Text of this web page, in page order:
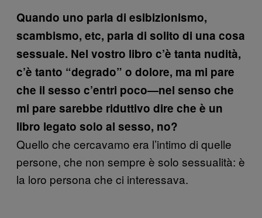
Quando uno parla di esibizionismo,
scambismo, etc, parla di solito di una cosa
sessuale. Nel vostro libro c’è tanta nudità,
c’è tanto “degrado” o dolore, ma mi pare
che il sesso c’entri poco—nel senso che
mi pare sarebbe riduttivo dire che è un
libro legato solo al sesso, no?
Quello che cercavamo era l’intimo di quelle
persone, che non sempre è solo sessualità: è
la loro persona che ci interessava.